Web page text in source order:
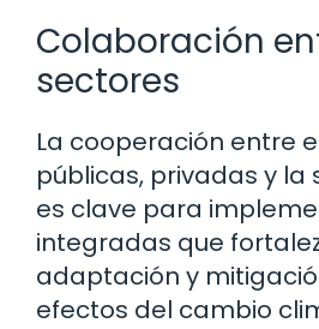
Colaboración
sectores
La cooperación entre
públicas, privadas y la
es clave para
integradas que
adaptación y
efectos del cambio